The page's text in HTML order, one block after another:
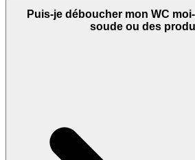
Puis-je déboucher mon WC
soude ou des